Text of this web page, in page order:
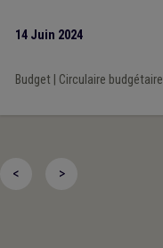
14 Juin 2024
Budget| Circulaire budgétaire
< >